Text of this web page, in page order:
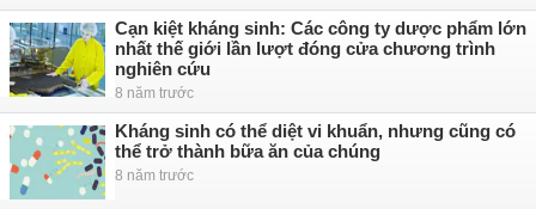
Cạn kiệt kháng sinh: Các công ty dược phẩm lớn
nhất thế giới lần lượt đóng cửa chương trình
nghiên cứu
8 năm trước
Kháng sinh có thể diệt vi khuẩn, nhưng cũng có
thể trở thành bữa ăn của chúng
8 năm trước